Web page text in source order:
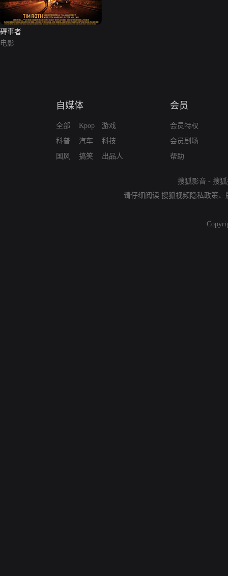
碍事者
电影
自媒体
全部
科普
国风
Kpop
汽车
搞笑
游戏
科技
出品人
会员
会员特权
会员剧场
帮助
搜狐影音 - 搜
请仔细阅读 搜狐视频隐私政策、